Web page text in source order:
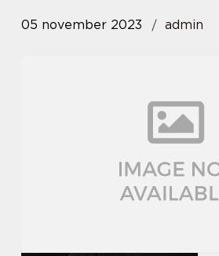
05 november 2023 admin